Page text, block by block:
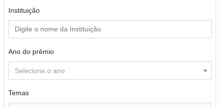
Instituição
Ano do prêmio
Selecione o ano
Temas